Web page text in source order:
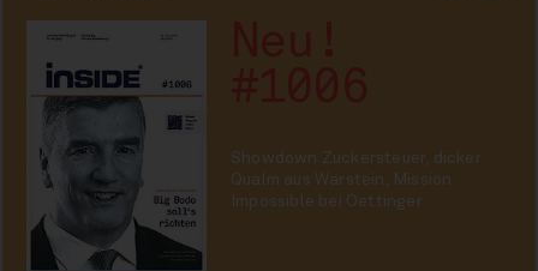
Showdown Zuckersteuer, dicker
Qualm aus Warstein, Mission
Impossible bei Oettinger